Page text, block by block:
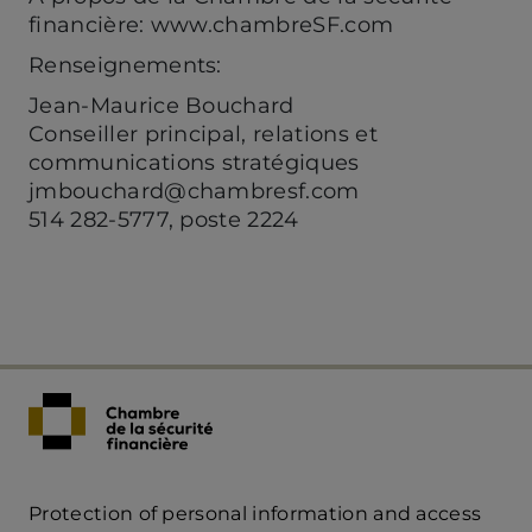
financière: www.chambreSF.com
Renseignements:
Jean-Maurice Bouchard
Conseiller principal, relations et
communications stratégiques
jmbouchard@chambresf.com
514 282-5777, poste 2224
Protection of personal information and access